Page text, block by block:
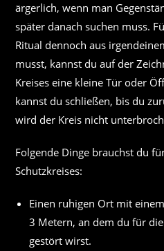
ärgerlich, wenn man
später danach suchen muss.
Ritual dennoch aus
musst, kannst du auf der
Kreises eine kleine Tür oder
kannst du schließen, bis du
wird der Kreis nicht
Folgende Dinge brauchst du
Schutzkreises:
Einen ruhigen Ort mit
3 Metern, an dem du für
gestört wirst.